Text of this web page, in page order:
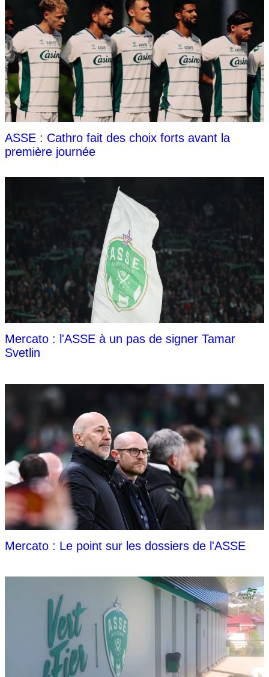
ASSE : Cathro fait des choix forts avant la
première journée
Mercato : l'ASSE à un pas de signer Tamar
Svetlin
Mercato : Le point sur les dossiers de l'ASSE